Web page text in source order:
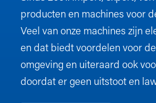
producten en machines voor
Veel van onze machines zijn
en dat biedt voordelen voor
omgeving en uiteraard ook
doordat er geen uitstoot en